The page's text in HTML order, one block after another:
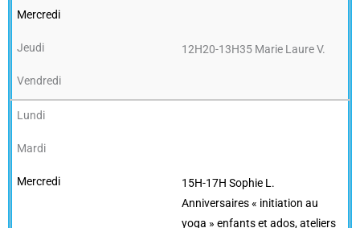
12H20-13H35 Marie Laure V.
15H-17H Sophie L.
Anniversaires « initiation au
yoga » enfants et ados, ateliers